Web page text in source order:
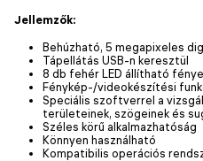
Jellemzők:
Behúzható, 5 megapixeles
Tápellátás USB-n keresztül
8 db fehér LED állítható
Fénykép-/videokészítési
Speciális szoftverrel a
területeinek, szögeinek és
Széles körű alkalmazhatóság
Könnyen használható
Kompatibilis operációs